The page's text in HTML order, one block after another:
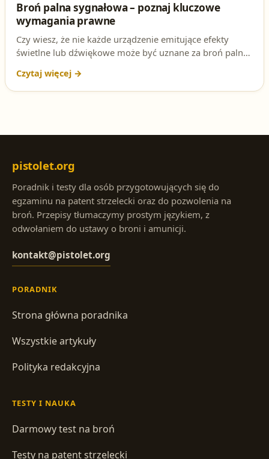
Broń palna sygnałowa – poznaj kluczowe
wymagania prawne
Czy wiesz, że nie każde urządzenie emitujące efekty
świetlne lub dźwiękowe może być uznane za broń palną
pytanie testowe, które często pojawia się na egzaminie
na patent strzelecki. Sprawdź, czy znasz poprawną
pistolet.org
Poradnik i testy dla osób przygotowujących się do
egzaminu na patent strzelecki oraz do pozwolenia na
broń. Przepisy tłumaczymy prostym językiem, z
odwołaniem do ustawy o broni i amunicji.
kontakt@pistolet.org
PORADNIK
Strona główna poradnika
Wszystkie artykuły
Polityka redakcyjna
TESTY I NAUKA
Darmowy test na broń
Testy na patent strzelecki